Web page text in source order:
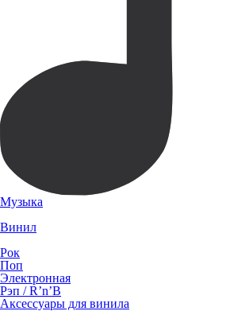
Музыка
Винил
Рок
Поп
Электронная
Рэп / R’n’B
Аксессуары для винила